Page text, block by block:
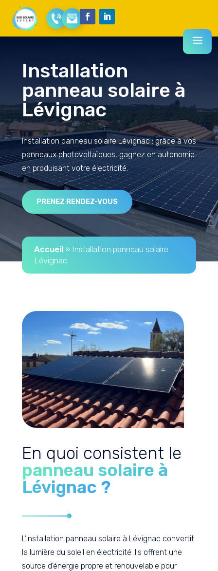
Installation
panneau solaire à
Lévignac
Installation panneau solaire Lévignac : grâce à vos
panneaux photovoltaïques, gagnez en autonomie
en produisant votre électricité.
PRENEZ RENDEZ-VOUS
Accueil» Installation panneau solaire
Lévignac
En quoi consistent le
panneau solaire à
Lévignac ?
L’installation panneau solaire à Lévignac convertit
la lumière du soleil en électricité. Ils offrent une
source d’énergie propre et renouvelable pour